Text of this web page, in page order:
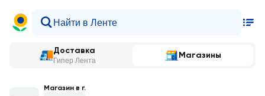
Доставка
Гипер Лента
Магазины
Магазин в г.